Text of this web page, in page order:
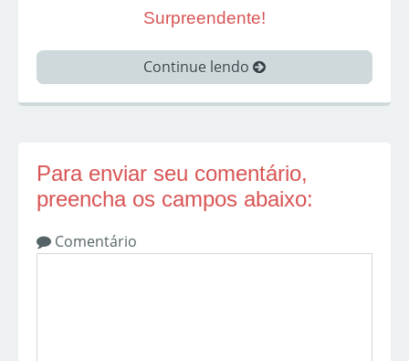
Surpreendente!
Continue lendo
Para enviar seu comentário,
preencha os campos abaixo:
Comentário